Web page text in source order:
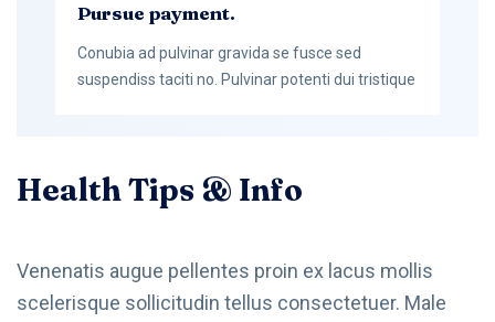
Pursue payment.
Conubia ad pulvinar gravida se fusce sed
suspendiss taciti no. Pulvinar potenti dui tristique
Health Tips & Info
Venenatis augue pellentes proin ex lacus mollis
scelerisque sollicitudin tellus consectetuer. Male